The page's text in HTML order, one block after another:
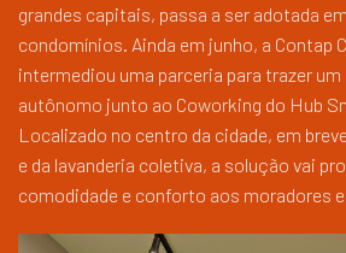
grandes capitais, passa a ser adotada
condomínios. Ainda em junho, a Contap
intermediou uma parceria para trazer
autônomo junto ao Coworking do Hub
Localizado no centro da cidade, em
e da lavanderia coletiva, a solução vai
comodidade e conforto aos moradores e